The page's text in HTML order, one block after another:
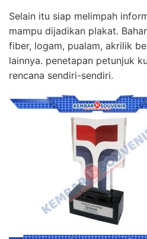
Selain itu siap melimpah
mampu dijadikan plakat.
fiber, logam, pualam, akrilik
lainnya. penetapan petunjuk
rencana sendiri-sendiri.